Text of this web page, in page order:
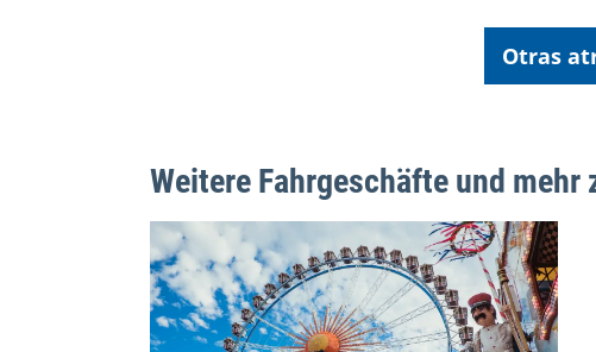
Otras
Weitere Fahrgeschäfte und mehr